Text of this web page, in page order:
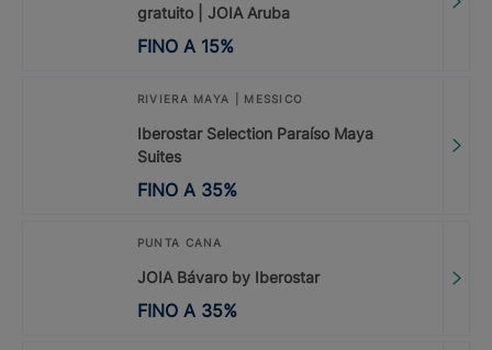
gratuito | JOIA Aruba
FINO A 15%
RIVIERA MAYA | MESSICO
Iberostar Selection Paraíso Maya
Suites
FINO A 35%
PUNTA CANA
JOIA Bávaro by Iberostar
FINO A 35%